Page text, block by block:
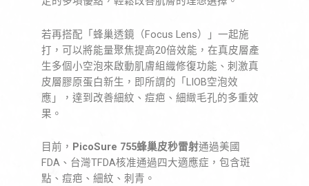
若再搭配「蜂巢透鏡（Focus Lens）」一起施
打，可以將能量聚焦提高20倍效能，在真皮層產
生多個小空泡來啟動肌膚組織修復功能、刺激真
皮層膠原蛋白新生，即所謂的「LIOB空泡效
應」，達到改善細紋、痘疤、細緻毛孔的多重效
果。
目前， PicoSure 755蜂巢皮秒雷射通過美國
FDA、台灣TFDA核准通過四大適應症，包含斑
點、痘疤、細紋、刺青。